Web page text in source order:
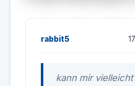
rabbit5
kann mir